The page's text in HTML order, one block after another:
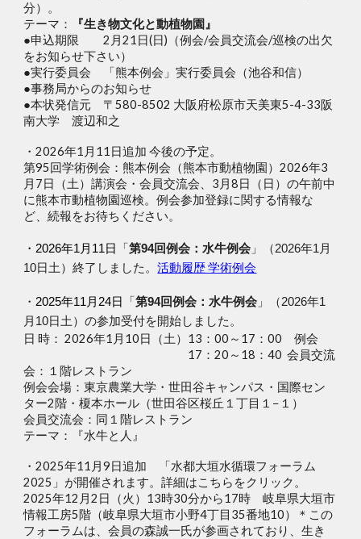
分）。
テーマ：
『生き物文化と動植物園』
●申込期限 2月21日(日)（例会/会員交流会/巡検の出欠
をお知らせ下さい）
●実行委員会 「熊本例会」実行委員会（池谷和信）
●事務局からのお知らせ
●本状発信元 〒580-8502 大阪府松原市天美東5-4-33阪
南大学 渡辺和之
・2026年1月11日追加 今後の予定。
第95回学術例会：熊本例会（熊本市動植物園）2026年3
月7日（土）講演会・会員交流会、3月8日（日）の午前中
に熊本市動植物園巡検。例会参加登録に関する情報な
ど、続報をお待ちください。
・ 2026年1月 11 日 「第94回例会：水牛例会 」（2026年1月
10日土）終了しました。活動履歴 学術例会
・ 2025年11月24日 「第94回例会：水牛例会 」（2026年1
月10日土）の参加受付を開始しました。
日 時： 2026年1月10日（土）13：00～17：00
例会
17：20～18：40 会員交流
会：１階レストラン
例会会場：東京農業大学・世田谷キャンパス ・国際セン
ター2階・榎本ホール（世田谷区桜丘１丁目１−１）
会員交流会：同１階レストラン
テーマ：『水牛と人』
・2025年11 月9日追加 「水都大垣水循環フォーラム
2025」が開催されます。詳細はこちらをクリック。
2025年12月2日（火）13時30分から17時
岐阜県大垣市
情報工房5階（岐阜県大垣市小野4丁目35番地10）＊この
フォーラムは、会員の森誠一氏が参画されており、生き